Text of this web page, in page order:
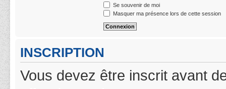
Se souvenir de moi
Masquer ma présence lors de cette session
INSCRIPTION
Vous devez être inscrit avant